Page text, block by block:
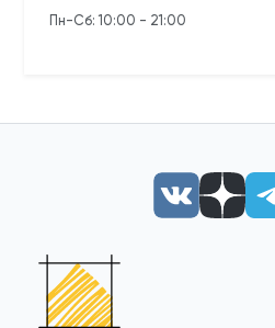
Пн-Сб: 10:00 - 21:00